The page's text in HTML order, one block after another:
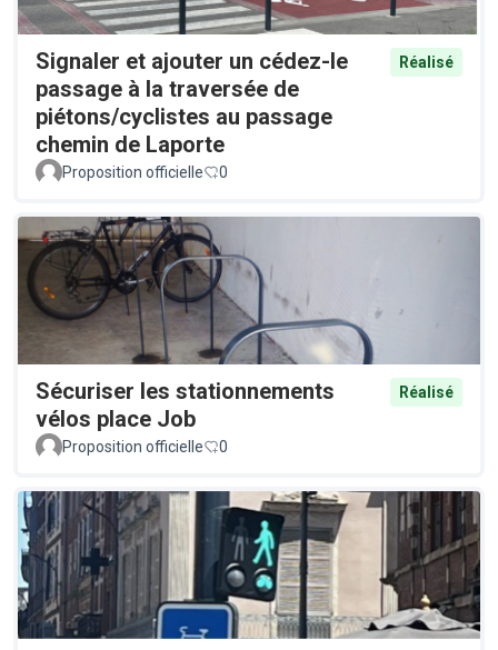
Signaler et ajouter un cédez-le
passage à la traversée de
piétons/cyclistes au passage
chemin de Laporte
Réalisé
Proposition officielle 0
Sécuriser les stationnements
vélos place Job
Réalisé
Proposition officielle 0